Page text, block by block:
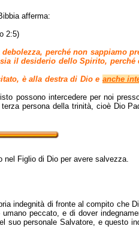
afferma:
2:5)
perché non sappiamo
il desiderio dello Spirito, perché
è alla destra di Dio e anche
possono intercedere per noi
persona della trinità, cioè Dio
nel Figlio di Dio per avere salvezza.
indegnità di fronte al compito che
peccato, e di dover
suo personale Salvatore, e questo